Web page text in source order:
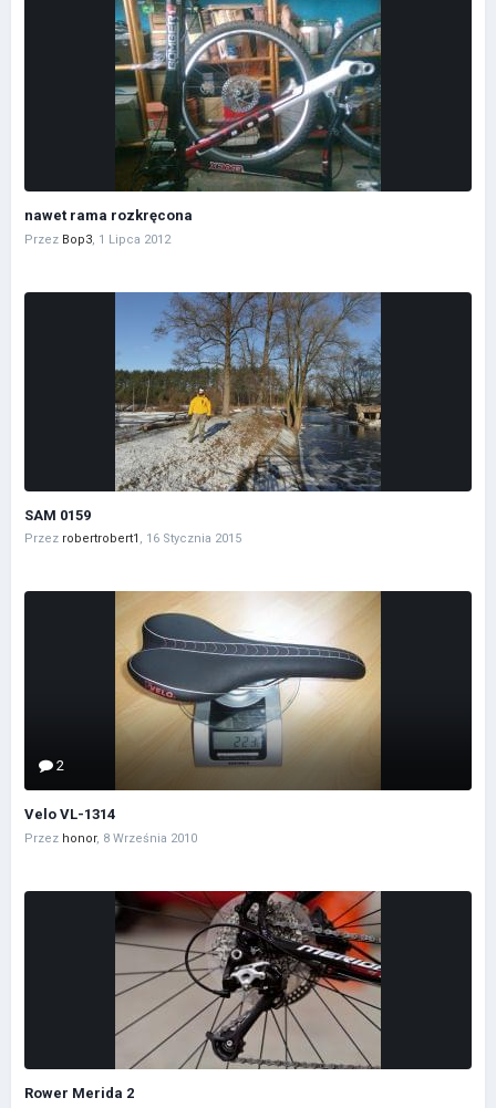
nawet rama rozkręcona
Przez Bop3, 1 Lipca 2012
SAM 0159
Przez robertrobert1 , 16 Stycznia 2015
2
Velo VL-1314
Przez honor, 8 Września 2010
Rower Merida 2